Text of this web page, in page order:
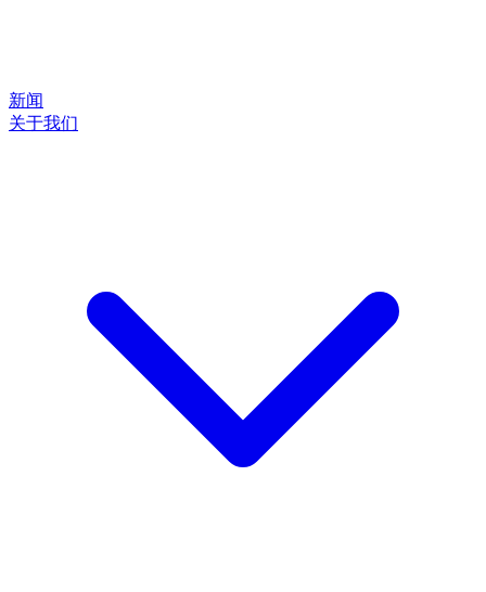
新闻
关于我们